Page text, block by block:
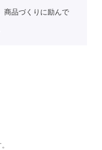
商品づくりに励んで